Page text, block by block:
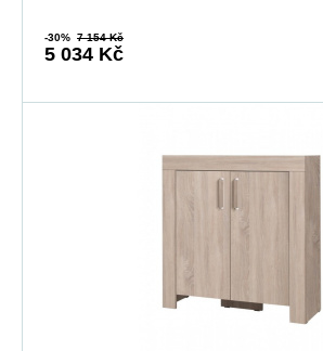
-30% 7 154 Kč
5 034 Kč